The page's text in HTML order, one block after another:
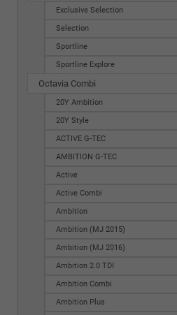
Exclusive Selection
Selection
Sportline
Sportline Explore
Octavia Combi
20Y Ambition
20Y Style
ACTIVE G-TEC
AMBITION G-TEC
Active
Active Combi
Ambition
Ambition (MJ 2015)
Ambition (MJ 2016)
Ambition 2.0 TDI
Ambition Combi
Ambition Plus